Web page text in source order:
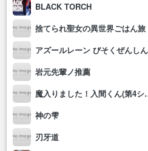
BLACK TORCH
岩元先輩ノ推薦
魔入りま
神の雫
刃牙道